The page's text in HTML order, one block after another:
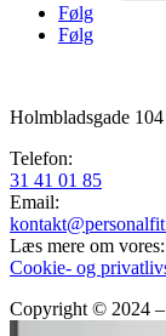
Følg
Følg
Holmbladsgade
Telefon:
31 41 01 85
Email:
Læs mere om vores:
Cookie- og
Copyright © 2024 –